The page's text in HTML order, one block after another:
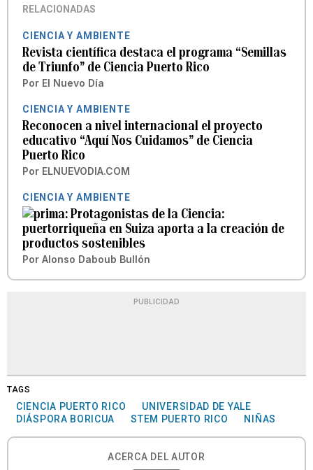
RELACIONADAS
CIENCIA Y AMBIENTE
Revista científica destaca el programa “Semillas
de Triunfo” de Ciencia Puerto Rico
Por El Nuevo Día
CIENCIA Y AMBIENTE
Reconocen a nivel internacional el proyecto
educativo “Aquí Nos Cuidamos” de Ciencia
Puerto Rico
Por ELNUEVODIA.COM
CIENCIA Y AMBIENTE
Protagonistas de la Ciencia:
puertorriqueña en Suiza aporta a la creación de
productos sostenibles
Por Alonso Daboub Bullón
PUBLICIDAD
TAGS
CIENCIA PUERTO RICO
UNIVERSIDAD DE YALE
DIÁSPORA BORICUA
STEM PUERTO RICO NIÑAS
ACERCA DEL AUTOR